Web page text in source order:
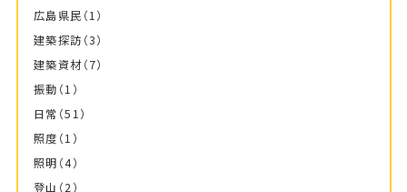
広島県民 （1）
建築探訪 （3）
建築資材（7）
振動 （1）
日常 （51）
照度 （1）
照明 （4）
登山 （2）